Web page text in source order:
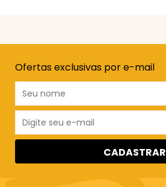
Ofertas exclusivas por e-mail
CADASTRAR